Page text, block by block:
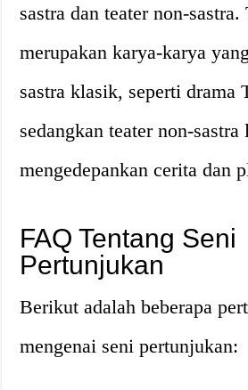
sastra dan teater non-sastra.
merupakan karya-karya
sastra klasik, seperti drama
sedangkan teater non-sastra
mengedepankan cerita dan
FAQ Tentang Seni
Pertunjukan
Berikut adalah beberapa
mengenai seni pertunjukan: